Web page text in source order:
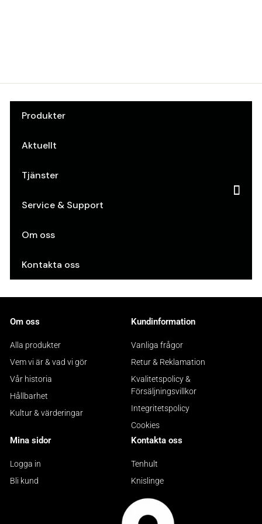
Produkter
Aktuellt
Tjänster
Service & Support
Om oss
Kontakta oss
Om oss
Alla produkter
Vem vi är & vad vi gör
Vår historia
Hållbarhet
Kultur & värderingar
Kundinformation
Vanliga frågor
Retur & Reklamation
Kvalitetspolicy &
Försäljningsvillkor
Integritetspolicy
Cookies
Mina sidor
Logga in
Bli kund
Kontakta oss
Tenhult
Knislinge